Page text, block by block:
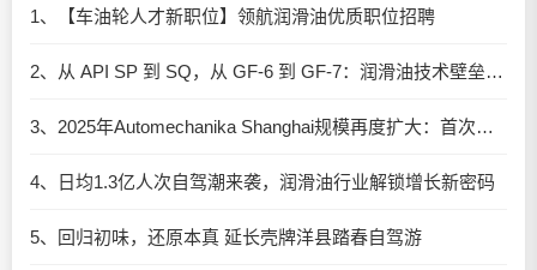
1、【车油轮人才新职位】领航润滑油优质职位招聘
2、从 API SP 到 SQ，从 GF-6 到 GF-7：润滑油技术壁垒再升高，你准备好了吗？
3、2025年Automechanika Shanghai规模再度扩大：首次启用国家会展中心（上海）全部15个展馆
4、日均1.3亿人次自驾潮来袭，润滑油行业解锁增长新密码​
5、回归初味，还原本真 延长壳牌洋县踏春自驾游